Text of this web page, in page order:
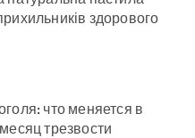
здорового
что меняется в
трезвости